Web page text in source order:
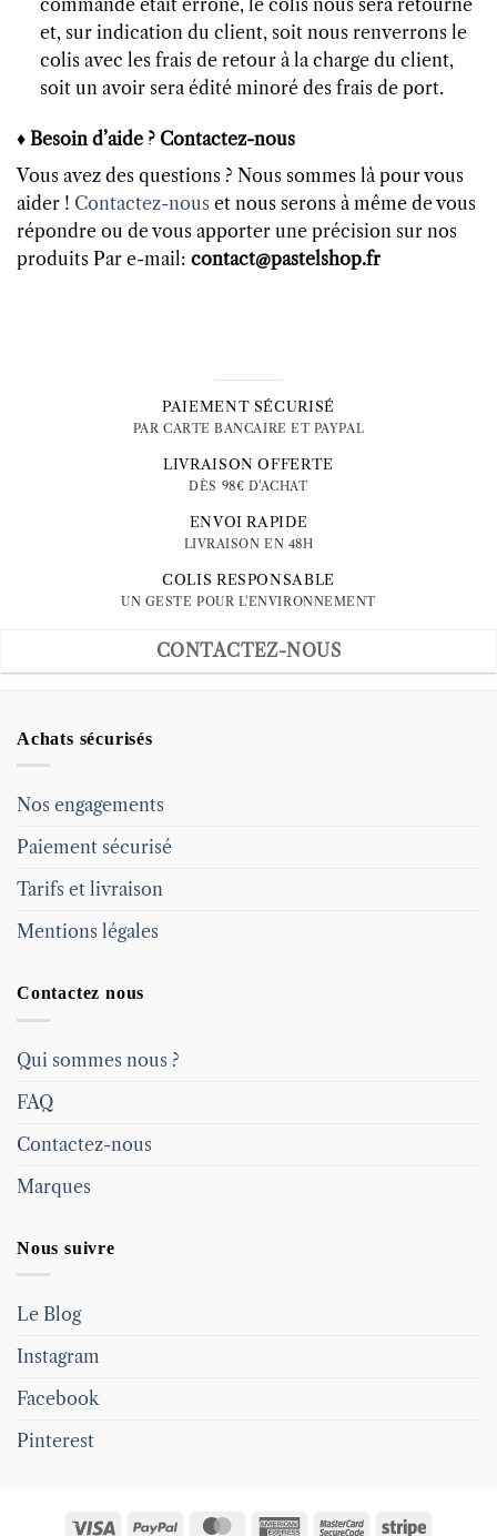
et, sur indication du client, soit nous renverrons le
colis avec les frais de retour à la charge du client,
soit un avoir sera édité minoré des frais de port.
♦ Besoin d’aide ? Contactez-nous
Vous avez des questions ? Nous sommes là pour vous
aider ! Contactez-nous et nous serons à même de vous
répondre ou de vous apporter une précision sur nos
produits Par e-mail: contact@pastelshop.fr
PAIEMENT SÉCURISÉ
PAR CARTE BANCAIRE ET PAYPAL
LIVRAISON OFFERTE
DÈS 98€ D'ACHAT
ENVOI RAPIDE
LIVRAISON EN 48H
COLIS RESPONSABLE
UN GESTE POUR L'ENVIRONNEMENT
CONTACTEZ-NOUS
Achats sécurisés
Nos engagements
Paiement sécurisé
Tarifs et livraison
Mentions légales
Contactez nous
Qui sommes nous ?
FAQ
Contactez-nous
Marques
Nous suivre
Le Blog
Instagram
Facebook
Pinterest
Visa PayPal MasterCardAmericanMasterCardStripe